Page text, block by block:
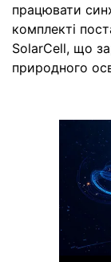
працювати
комплекті
SolarCell, що
природного